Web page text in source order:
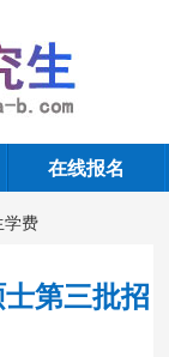
在线报名
学费
第三批招